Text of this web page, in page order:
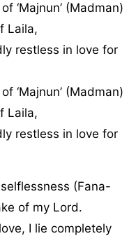
‘Majnun’ (Madman)
Laila,
restless in love for
‘Majnun’ (Madman)
Laila,
restless in love for
(Fana-
of my Lord.
I lie completely